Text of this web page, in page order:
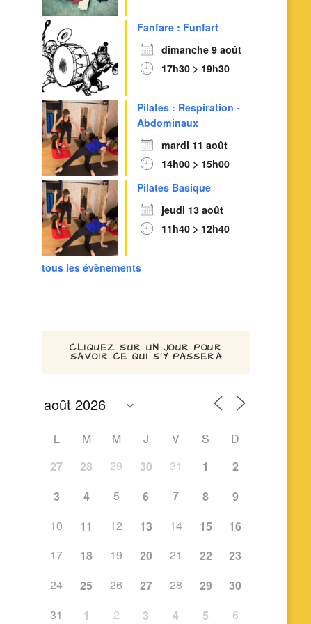
Fanfare : Funfart
dimanche 9 août
17h30 > 19h30
Pilates : Respiration -
Abdominaux
mardi 11 août
14h00 > 15h00
Pilates Basique
jeudi 13 août
11h40 > 12h40
tous les évènements
CLIQUEZ SUR UN JOUR POUR
SAVOIR CE QUI S’Y PASSERA
L M M J V S
D
27
28 29 30 31 1
2
3
4 5 6 7 8
9
10
11 12 13 14 15
16
17
18 19 20 21 22
23
24
25 26 27 28 29
30
31
1 2 3 4 5 6